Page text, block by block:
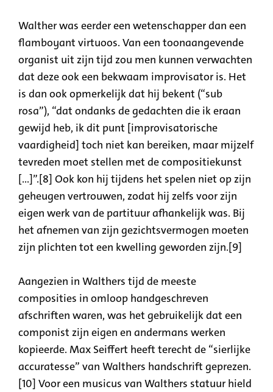
Walther was eerder een wetenschapper dan een
flamboyant virtuoos. Van een toonaangevende
organist uit zijn tijd zou men kunnen verwachten
dat deze ook een bekwaam improvisator is. Het
is dan ook opmerkelijk dat hij bekent (“sub
rosa”), “dat ondanks de gedachten die ik eraan
gewijd heb, ik dit punt [improvisatorische
vaardigheid] toch niet kan bereiken, maar mijzelf
tevreden moet stellen met de compositiekunst
[...]”.[8] Ook kon hij tijdens het spelen niet op zijn
geheugen vertrouwen, zodat hij zelfs voor zijn
eigen werk van de partituur afhankelijk was. Bij
het afnemen van zijn gezichtsvermogen moeten
zijn plichten tot een kwelling geworden zijn.[9]
Aangezien in Walthers tijd de meeste
composities in omloop handgeschreven
afschriften waren, was het gebruikelijk dat een
componist zijn eigen en andermans werken
kopieerde. Max Seiffert heeft terecht de “sierlijke
accuratesse” van Walthers handschrift geprezen.
[10] Voor een musicus van Walthers statuur hield